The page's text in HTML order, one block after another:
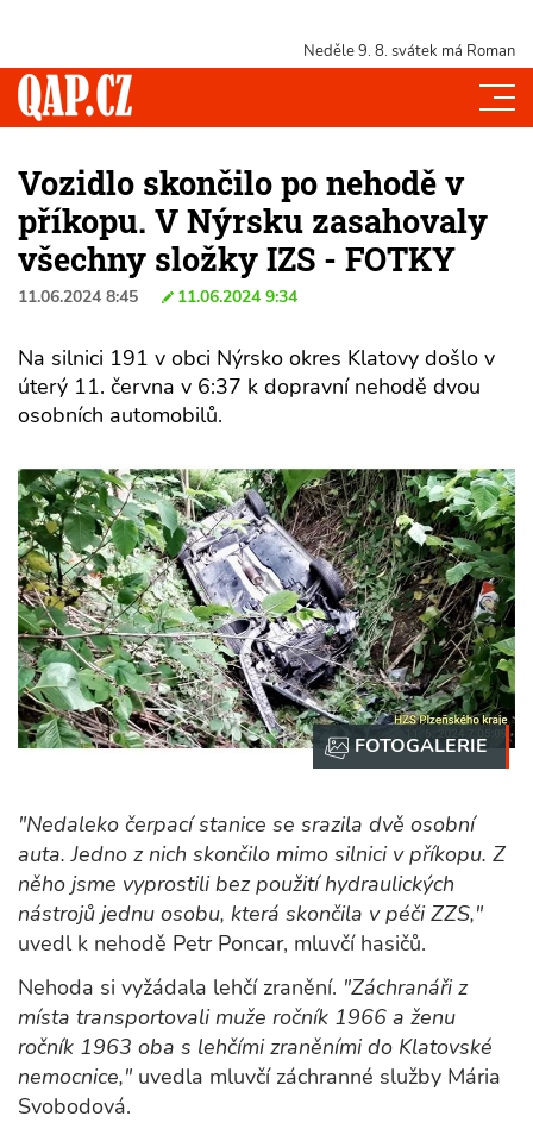
Neděle 9. 8. svátek má Roman
Vozidlo skončilo po nehodě v
příkopu. V Nýrsku zasahovaly
všechny složky IZS - FOTKY
11.06.2024 8:45 11.06.2024 9:34
Na silnici 191 v obci Nýrsko okres Klatovy došlo v
úterý 11. června v 6:37 k dopravní nehodě dvou
osobních automobilů.
"Nedaleko čerpací stanice se srazila dvě osobní
auta. Jedno z nich skončilo mimo silnici v příkopu. Z
něho jsme vyprostili bez použití hydraulických
nástrojů jednu osobu, která skončila v péči ZZS,"
uvedl k nehodě Petr Poncar, mluvčí hasičů.
Nehoda si vyžádala lehčí zranění. "Záchranáři z
místa transportovali muže ročník 1966 a ženu
ročník 1963 oba s lehčími zraněními do Klatovské
nemocnice," uvedla mluvčí záchranné služby Mária
Svobodová.